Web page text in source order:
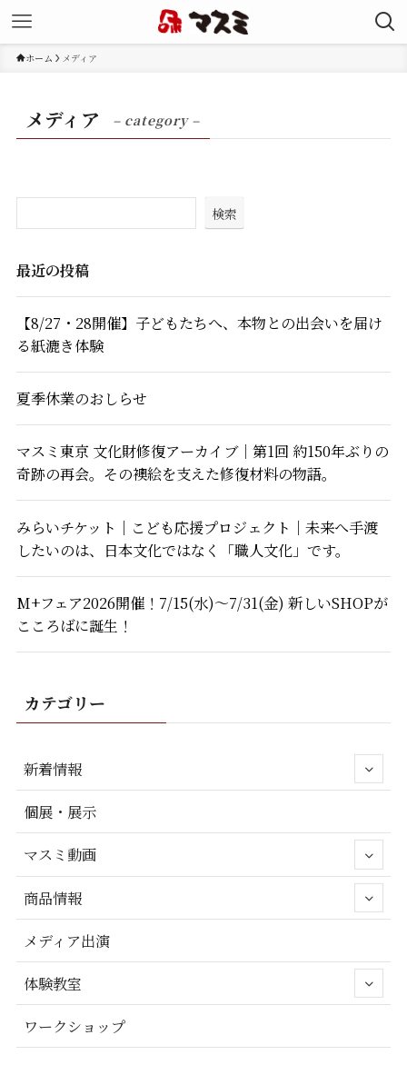
ホーム メディア
メディア – category –
検索
最近の投稿
【8/27・28開催】子どもたちへ、本物との出会いを届け
る紙漉き体験
夏季休業のおしらせ
マスミ東京 文化財修復アーカイブ｜第1回 約150年ぶりの
奇跡の再会。その襖絵を支えた修復材料の物語。
みらいチケット｜こども応援プロジェクト｜未来へ手渡
したいのは、日本文化ではなく「職人文化」です。
M+フェア2026開催！7/15(水)～7/31(金) 新しいSHOPが
こころばに誕生！
カテゴリー
新着情報
個展・展示
マスミ動画
商品情報
メディア出演
体験教室
ワークショップ